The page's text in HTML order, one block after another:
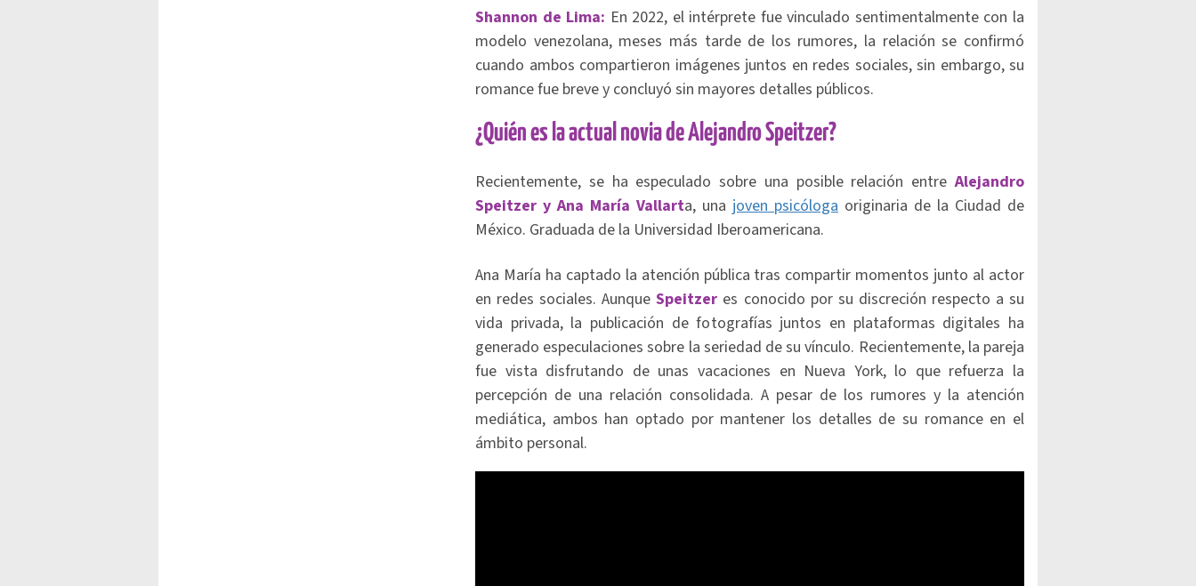
Shannon de Lima: En 2022, el intérprete fue vinculado sentimentalmente con la
modelo venezolana, meses más tarde de los rumores, la relación se confirmó
cuando ambos compartieron imágenes juntos en redes sociales, sin embargo, su
romance fue breve y concluyó sin mayores detalles públicos.
¿Quién es la actual novia de Alejandro Speitzer?
Recientemente, se ha especulado sobre una posible relación entreAlejandro
Speitzer y Ana María Vallarta, una joven psicóloga originaria de la Ciudad de
México. Graduada de la Universidad Iberoamericana.
Ana María ha captado la atención pública tras compartir momentos junto al actor
en redes sociales. AunqueSpeitzer es conocido por su discreción respecto a su
vida privada, la publicación de fotografías juntos en plataformas digitales ha
generado especulaciones sobre la seriedad de su vínculo. Recientemente, la pareja
fue vista disfrutando de unas vacaciones en Nueva York, lo que refuerza la
percepción de una relación consolidada. A pesar de los rumores y la atención
mediática, ambos han optado por mantener los detalles de su romance en el
ámbito personal.